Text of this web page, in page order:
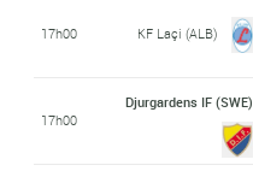
17h00 KF Laçi (ALB)
17h00
Djurgardens IF (SWE)